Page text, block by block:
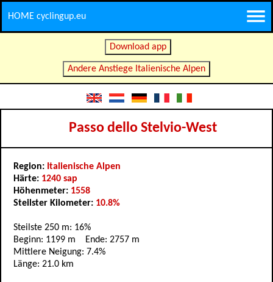
HOME cyclingup.eu
Download app
Andere Anstiege Italienische Alpen
Passo dello Stelvio-West
Region: Italienische Alpen
Härte: 1240 sap
Höhenmeter: 1558
Steilster Kilometer: 10.8%
Steilste 250 m: 16%
Beginn: 1199 m Ende: 2757 m
Mittlere Neigung: 7.4%
Länge: 21.0 km